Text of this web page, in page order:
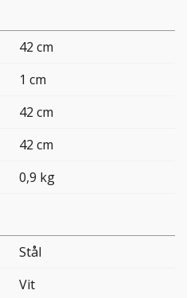
42 cm
1 cm
42 cm
42 cm
0,9 kg
Stål
Vit